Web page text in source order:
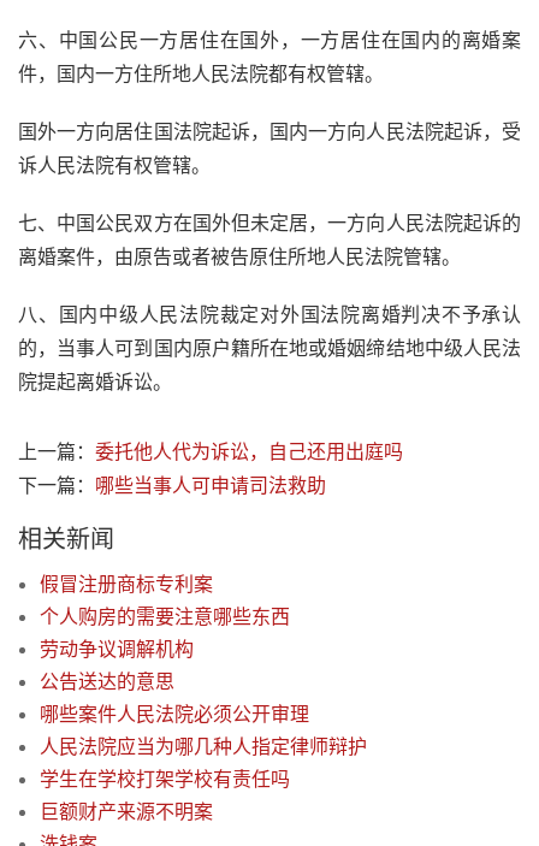
六、中国公民一方居住在国外，一方居住在国内的离婚案
件，国内一方住所地人民法院都有权管辖。
国外一方向居住国法院起诉，国内一方向人民法院起诉，受
诉人民法院有权管辖。
七、中国公民双方在国外但未定居，一方向人民法院起诉的
离婚案件，由原告或者被告原住所地人民法院管辖。
八、国内中级人民法院裁定对外国法院离婚判决不予承认
的，当事人可到国内原户籍所在地或婚姻缔结地中级人民法
院提起离婚诉讼。
上一篇： 委托他人代为诉讼，自己还用出庭吗
下一篇： 哪些当事人可申请司法救助
相关新闻
假冒注册商标专利案
个人购房的需要注意哪些东西
劳动争议调解机构
公告送达的意思
哪些案件人民法院必须公开审理
人民法院应当为哪几种人指定律师辩护
学生在学校打架学校有责任吗
巨额财产来源不明案